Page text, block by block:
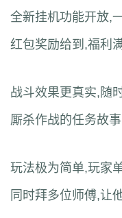
全新挂机功能开放,
红包奖励给到,福利
战斗效果更真实,随
厮杀作战的任务故事
玩法极为简单,玩家
同时拜多位师傅,让